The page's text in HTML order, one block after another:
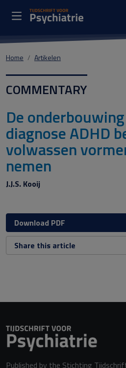
Home Artikelen
COMMENTARY
De
diagnose ADHD
volwassen
nemen
J.J.S. Kooij
Download PDF
Share this article
Published by the Stichting